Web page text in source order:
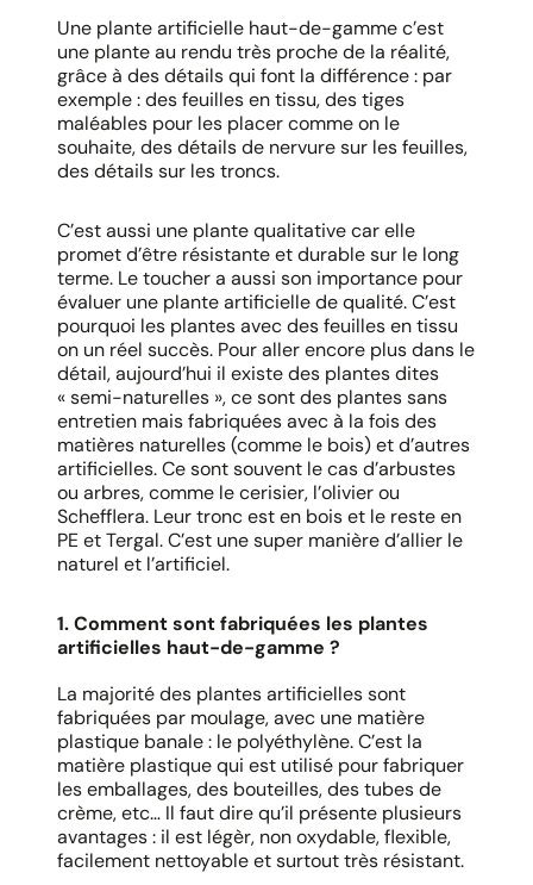
Une plante artificielle haut-de-gamme c’est
une plante au rendu très proche de la réalité,
grâce à des détails qui font la différence : par
exemple : des feuilles en tissu, des tiges
maléables pour les placer comme on le
souhaite, des détails de nervure sur les feuilles,
des détails sur les troncs.
C’est aussi une plante qualitative car elle
promet d’être résistante et durable sur le long
terme. Le toucher a aussi son importance pour
évaluer une plante artificielle de qualité. C’est
pourquoi les plantes avec des feuilles en tissu
on un réel succès. Pour aller encore plus dans le
détail, aujourd’hui il existe des plantes dites
« semi-naturelles », ce sont des plantes sans
entretien mais fabriquées avec à la fois des
matières naturelles (comme le bois) et d’autres
artificielles. Ce sont souvent le cas d’arbustes
ou arbres, comme le cerisier, l’olivier ou
Schefflera. Leur tronc est en bois et le reste en
PE et Tergal. C’est une super manière d’allier le
naturel et l’artificiel.
1. Comment sont fabriquées les plantes
artificielles haut-de-gamme ?
La majorité des plantes artificielles sont
fabriquées par moulage, avec une matière
plastique banale : le polyéthylène. C’est la
matière plastique qui est utilisé pour fabriquer
les emballages, des bouteilles, des tubes de
crème, etc… Il faut dire qu’il présente plusieurs
avantages : il est légèr, non oxydable, flexible,
facilement nettoyable et surtout très résistant.